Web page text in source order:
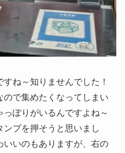
ね～知りませんでした！
ので集めたくなってしまい
っぽりがいるんですよね～
プを押そうと思いまし
いいのもありますが、右の